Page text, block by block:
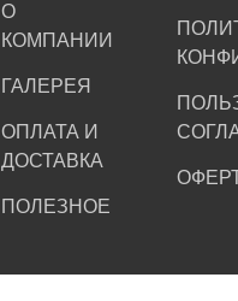
О
КОМПАНИИ
ГАЛЕРЕЯ
ОПЛАТА И
ДОСТАВКА
ПОЛЕЗНОЕ